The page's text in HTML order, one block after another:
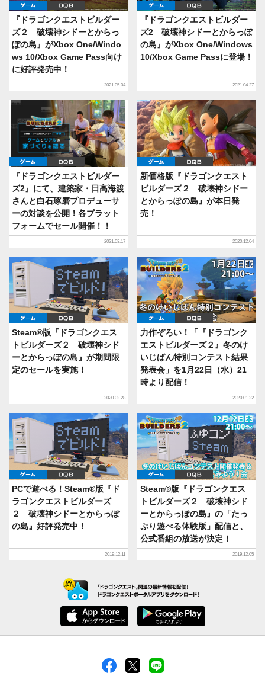
ゲーム DQB
『ドラゴンクエストビルダー
ズ２ 破壊神シドーとからっ
ぽの島』がXbox One/Windo
ws 10/Xbox Game Pass向け
に好評発売中！
2021.05.04
ゲーム DQB
『ドラゴンクエストビルダー
ズ2 破壊神シドーとからっぽ
の島』がXbox One/Windows
10/Xbox Game Passに登場！
2021.04.27
ゲーム DQB
『ドラゴンクエストビルダー
ズ2』にて、建築家・日高海渡
さんと白石琢磨プロデューサ
ーの対談を公開！各プラット
フォームでセール開催！！
2021.03.17
ゲーム DQB
新価格版『ドラゴンクエスト
ビルダーズ２ 破壊神シドー
とからっぽの島』が本日発
売！
2020.12.04
ゲーム DQB
Steam®版『ドラゴンクエス
トビルダーズ２ 破壊神シド
ーとからっぽの島』が期間限
定のセールを実施！
2020.02.28
ゲーム DQB
力作ぞろい！「『ドラゴンク
エストビルダーズ２』冬のけ
いじばん特別コンテスト結果
発表会」を1月22日（水）21
時より配信！
2020.01.22
ゲーム DQB
PCで遊べる！Steam®版『ド
ラゴンクエストビルダーズ
２ 破壊神シドーとからっぽ
の島』好評発売中！
2019.12.11
ゲーム DQB
Steam®版『ドラゴンクエス
トビルダーズ２ 破壊神シド
ーとからっぽの島』の「たっ
ぷり遊べる体験版」配信と、
公式番組の放送が決定！
2019.12.05